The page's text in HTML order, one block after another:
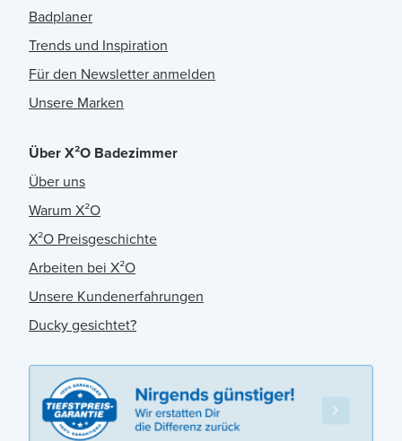
Badplaner
Trends und Inspiration
Für den Newsletter anmelden
Unsere Marken
Über X²O Badezimmer
Über uns
Warum X²O
X²O Preisgeschichte
Arbeiten bei X²O
Unsere Kundenerfahrungen
Ducky gesichtet?